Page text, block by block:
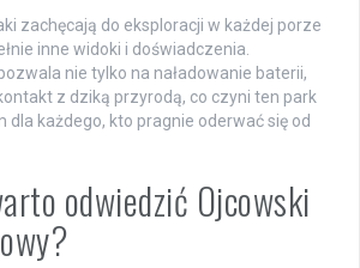
zachęcają do eksploracji w każdej porze
inne widoki i doświadczenia.
nie tylko na naładowanie baterii,
z dziką przyrodą, co czyni ten park
dla każdego, kto pragnie oderwać się od
odwiedzić Ojcowski